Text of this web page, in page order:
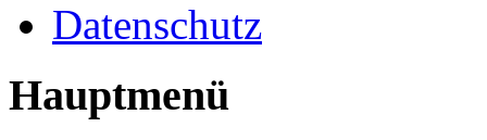
Datenschutz
Hauptmenü